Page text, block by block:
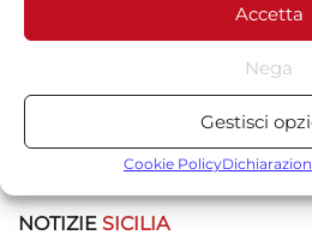
Policy o cliccando sul pulsante di
inferiore dello schermo.
Statistiche
Archiviare informazioni su dispositivo
prestazioni degli annunci, Misurare le
combinazione di dati provenienti da
Accetta
Nega
Gestisci
Cookie Policy
NOTIZIE SICILIA